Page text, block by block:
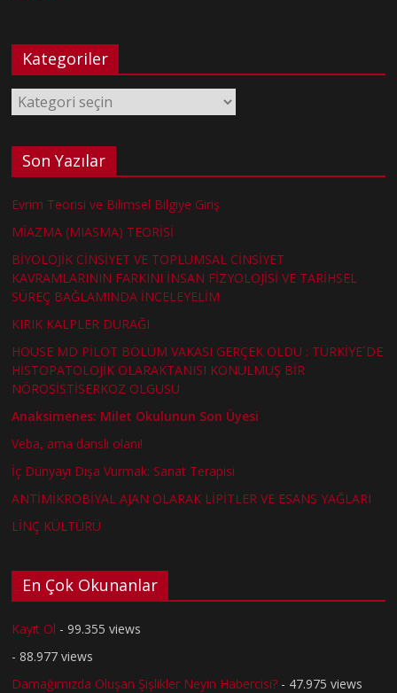
Kategoriler
Kategoriler
Son Yazılar
Evrim Teorisi ve Bilimsel Bilgiye Giriş
MİAZMA (MIASMA) TEORİSİ
BİYOLOJİK CİNSİYET VE TOPLUMSAL CİNSİYET
KAVRAMLARININ FARKINI İNSAN FİZYOLOJİSİ VE TARİHSEL
SÜREÇ BAĞLAMINDA İNCELEYELİM
KIRIK KALPLER DURAĞI
HOUSE MD PİLOT BÖLÜM VAKASI GERÇEK OLDU : TÜRKİYE´DE
HİSTOPATOLOJİK OLARAKTANISI KONULMUŞ BİR
NÖROSİSTİSERKOZ OLGUSU
Anaksimenes: Milet Okulunun Son Üyesi
Veba, ama danslı olanı!
İç Dünyayı Dışa Vurmak: Sanat Terapisi
ANTİMİKROBİYAL AJAN OLARAK LİPİTLER VE ESANS YAĞLARI
LİNÇ KÜLTÜRÜ
En Çok Okunanlar
Kayıt Ol - 99.355 views
- 88.977 views
Damağımızda Oluşan Şişlikler Neyin Habercisi? - 47.975 views